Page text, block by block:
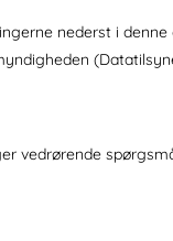
nederst i
vedrørende